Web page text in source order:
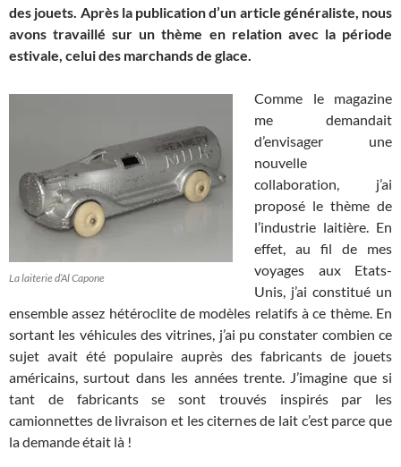
des jouets. Après la publication d’un article généraliste, nous
avons travaillé sur un thème en relation avec la période
estivale, celui des marchands de glace.
La laiterie d’Al Capone
Comme le magazine
me demandait
d’envisager une
nouvelle
collaboration, j’ai
proposé le thème de
l’industrie laitière. En
effet, au fil de mes
voyages aux Etats-
Unis, j’ai constitué un
ensemble assez hétéroclite de modèles relatifs à ce thème. En
sortant les véhicules des vitrines, j’ai pu constater combien ce
sujet avait été populaire auprès des fabricants de jouets
américains, surtout dans les années trente. J’imagine que si
tant de fabricants se sont trouvés inspirés par les
camionnettes de livraison et les citernes de lait c’est parce que
la demande était là !